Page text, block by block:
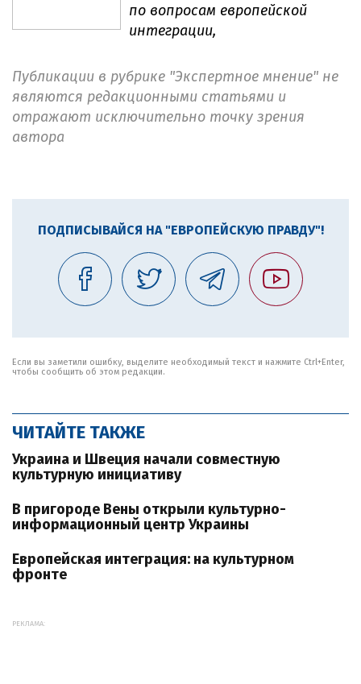
по вопросам европейской
интеграции,
Публикации в рубрике "Экспертное мнение" не
являются редакционными статьями и
отражают исключительно точку зрения
автора
ПОДПИСЫВАЙСЯ НА "ЕВРОПЕЙСКУЮ ПРАВДУ"!
Если вы заметили ошибку, выделите необходимый текст и нажмите Ctrl+Enter,
чтобы сообщить об этом редакции.
ЧИТАЙТЕ ТАКЖЕ
Украина и Швеция начали совместную
культурную инициативу
В пригороде Вены открыли культурно-
информационный центр Украины
Европейская интеграция: на культурном
фронте
РЕКЛАМА: